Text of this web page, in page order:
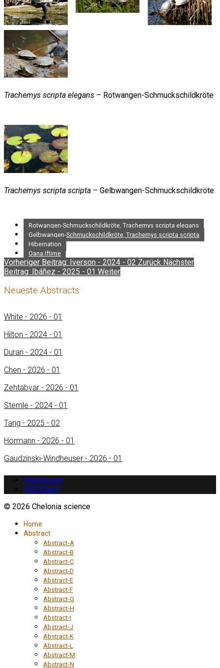
Trachemys scripta elegans – Rotwangen-Schmuckschildkröte
Trachemys scripta scripta – Gelbwangen-Schmuckschildkröte
Rotwangen-Schmuckschildkröte, Trachemys scripta elegans
Gelbwangen-Schmuckschildkröte, Trachemys scripta scripta
Hibernation
Oana Iftime
Vorheriger Beitrag: Iverson - 2024 - 02 Zurück Nächster
Beitrag: Ibáñez - 2025 - 01 Weiter
Neueste Abstracts
White - 2026 - 01
Hilton - 2024 - 01
Duran - 2024 - 01
Chen - 2026 - 01
Zehtabvar - 2026 - 01
Stemle - 2024 - 01
Tang - 2025 - 02
Hörmann - 2026 - 01
Gaudzinski-Windheuser - 2026 - 01
Impressum
RSS Feed
© 2026 Chelonia science
Home
Abstract
Abstract-A
Abstract-B
Abstract-C
Abstract-D
Abstract-E
Abstract-F
Abstract-G
Abstract-H
Abstract-I
Abstract-J
Abstract-K
Abstract-L
Abstract-M
Abstract-N